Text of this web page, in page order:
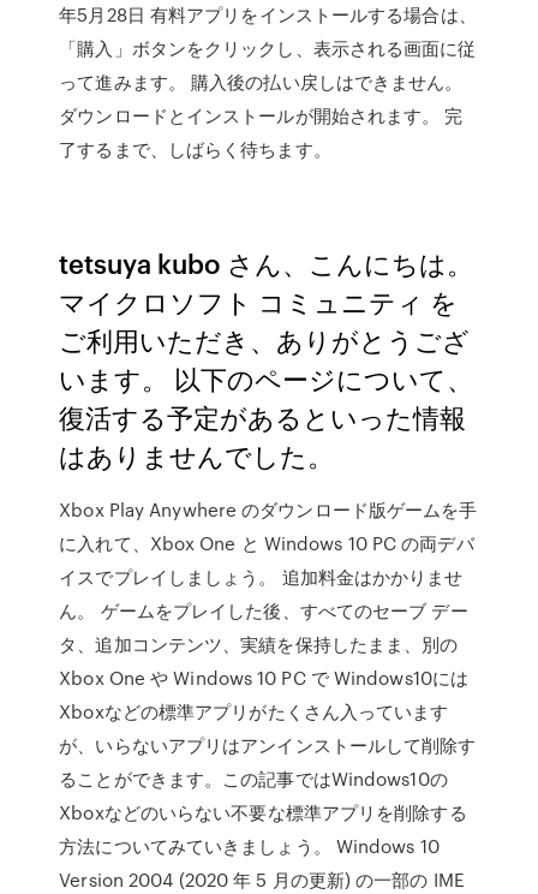
年5月28日 有料アプリをインストールする場合は、
「購入」ボタンをクリックし、表示される画面に従
って進みます。 購入後の払い戻しはできません。
ダウンロードとインストールが開始されます。 完
了するまで、しばらく待ちます。
tetsuya kubo さん、こんにちは。
マイクロソフト コミュニティ を
ご利用いただき、ありがとうござ
います。 以下のページについて、
復活する予定があるといった情報
はありませんでした。
Xbox Play Anywhere のダウンロード版ゲームを手
に入れて、Xbox One と Windows 10 PC の両デバ
イスでプレイしましょう。 追加料金はかかりませ
ん。 ゲームをプレイした後、すべてのセーブ デー
タ、追加コンテンツ、実績を保持したまま、別の
Xbox One や Windows 10 PC で Windows10には
Xboxなどの標準アプリがたくさん入っています
が、いらないアプリはアンインストールして削除す
ることができます。この記事ではWindows10の
Xboxなどのいらない不要な標準アプリを削除する
方法についてみていきましょう。 Windows 10
Version 2004 (2020 年 5 月の更新) の一部の IME